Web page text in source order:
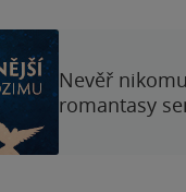
Nevěř
romantasy